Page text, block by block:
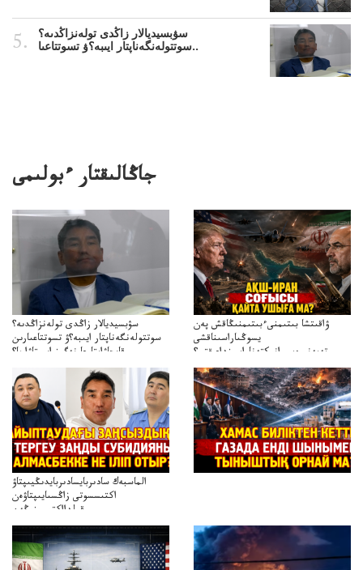
سۋبسيديالار زاڭدى تولەنزاڭدىە؟
سوتتولەنگەناپتار ايىبە؟ۋ تسوتتاعىا..
جاڭالىقتار ءبولىمى
سۋبسيديالار زاڭدى تولەنزاڭدىە؟
سوتتولەنگەناپتار ايىبە؟ۋ تسوتتاعىارىن
قايجاۋاپتارعا نەگىز ايىپتاۋا ما؟
تۇجىرىمدارىنقايتاقاراۋعانەگىزبولاالاما؟
ۋاقىتشا بىتىمنىءبىتىمنىڭاقش پەن
يسوڭىاراسىناقشى
تەپەنىرەسيرانىكتەناراسىنداعىقتى؟
تەكەتىرەسنەلىكتەنقايتاۋشىقتى؟
الماسبەك سادىربايسادىربايدىڭيىپتاۋ
اكتىسسوتى زاڭسىايىپتاۋەن
قولدااكتىسىنىڭەن
ميلليونزاڭسىزدىعىمەنقولدانوسىرىلگەنميلليوندار